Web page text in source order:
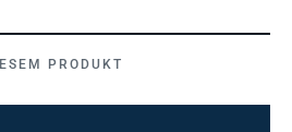
PRODUKT